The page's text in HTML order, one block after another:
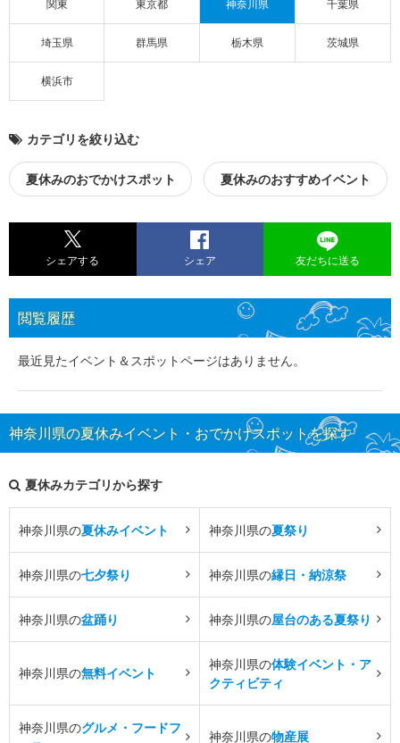
関東 東京都 神奈川県 千葉県
埼玉県 群馬県 栃木県 茨城県
横浜市
カテゴリを絞り込む
夏休みのおでかけスポット 夏休みのおすすめイベント
シェアする シェア 友だちに送る
閲覧履歴
最近見たイベント＆スポットページはありません。
神奈川県の夏休みイベント・おでかけスポットを探す
夏休みカテゴリから探す
神奈川県の夏休みイベント 神奈川県の夏祭り
神奈川県の七夕祭り 神奈川県の縁日・納涼祭
神奈川県の盆踊り 神奈川県の屋台のある夏祭り
神奈川県の無料イベント
神奈川県の体験イベント・ア
クティビティ
神奈川県のグルメ・フードフ
神奈川県の物産展